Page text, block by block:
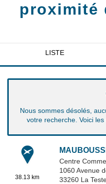
proximité
LISTE
Nous sommes désolés,
votre recherche. Voici
38.13 km
Centre
1060 Avenue
33260 La